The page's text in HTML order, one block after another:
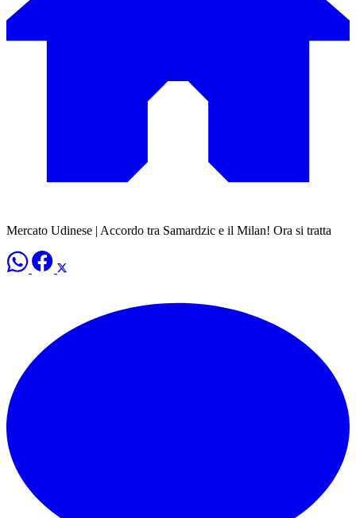
Mercato Udinese | Accordo tra Samardzic e il Milan! Ora si tratta